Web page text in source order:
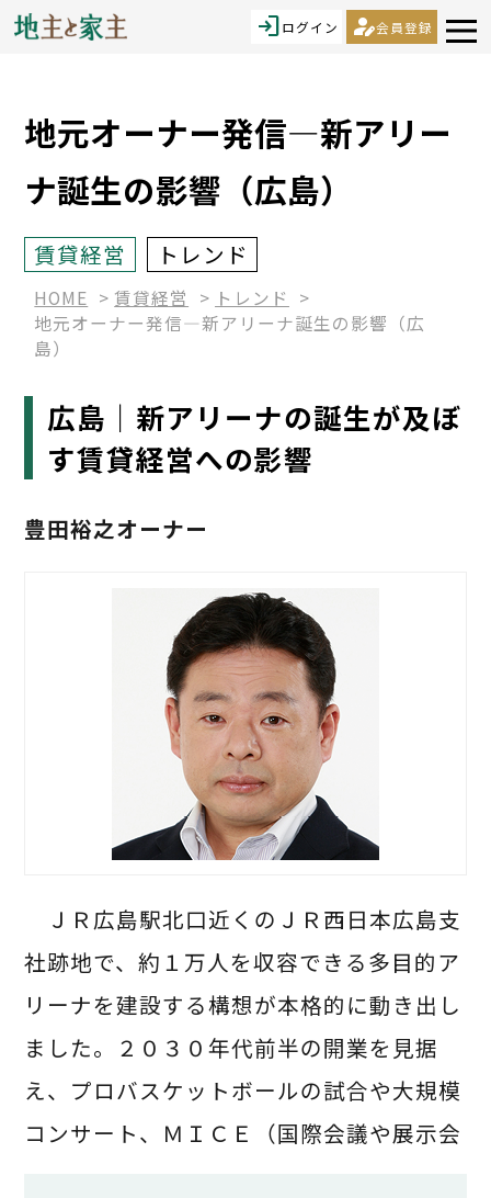
loginログイン person_edit会員登録
地元オーナー発信―新アリー
ナ誕生の影響（広島）
賃貸経営 トレンド
HOME 賃貸経営
トレンド
地元オーナー発信―新アリーナ誕生の影響（広
島）
広島｜新アリーナの誕生が及ぼ
す賃貸経営への影響
豊田裕之オーナー
ＪＲ広島駅北口近くのＪＲ西日本広島支
社跡地で、約１万人を収容できる多目的ア
リーナを建設する構想が本格的に動き出し
ました。２０３０年代前半の開業を見据
え、プロバスケットボールの試合や大規模
コンサート、ＭＩＣＥ（国際会議や展示会